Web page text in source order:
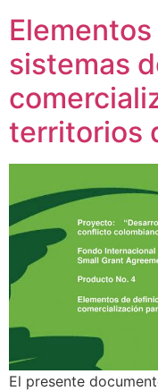
sistemas
territorios
El presente